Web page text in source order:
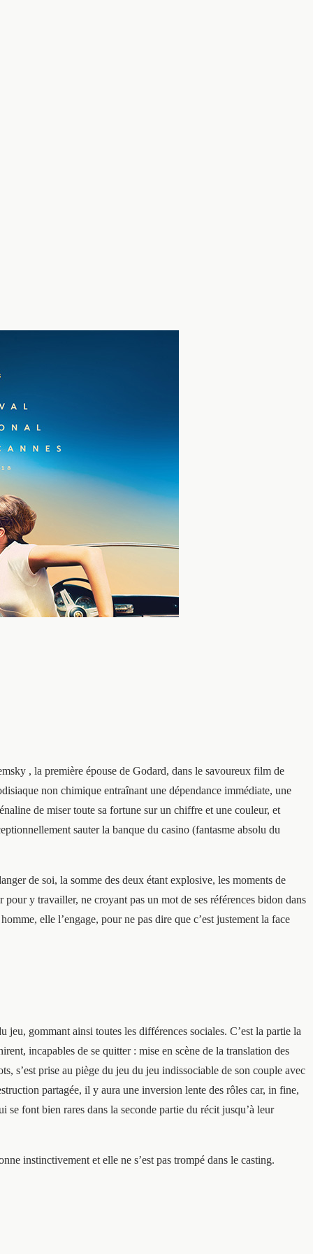
, la première épouse de Godard, dans le savoureux film de
non chimique entraînant une dépendance immédiate, une
de miser toute sa fortune sur un chiffre et une couleur, et
sauter la banque du casino (fantasme absolu du
de soi, la somme des deux étant explosive, les moments de
y travailler, ne croyant pas un mot de ses références bidon dans
elle l’engage, pour ne pas dire que c’est justement la face
gommant ainsi toutes les différences sociales. C’est la partie la
incapables de se quitter : mise en scène de la translation des
s’est prise au piège du jeu du jeu indissociable de son couple avec
partagée, il y aura une inversion lente des rôles car, in fine,
se font bien rares dans la seconde partie du récit jusqu’à leur
instinctivement et elle ne s’est pas trompé dans le casting.